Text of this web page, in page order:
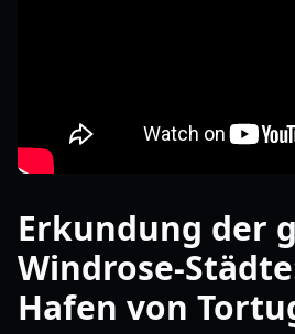
Erkundung der
Windrose-
Hafen von